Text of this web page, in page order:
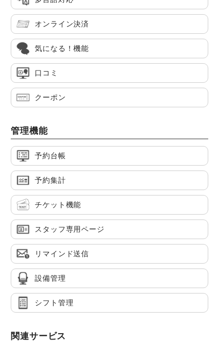
オンライン決済
気になる！機能
口コミ
クーポン
管理機能
予約台帳
予約集計
チケット機能
スタッフ専用ページ
リマインド送信
設備管理
シフト管理
関連サービス